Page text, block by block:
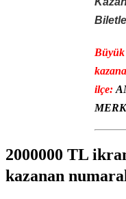
ilçe:
2000000 TL
kazanan